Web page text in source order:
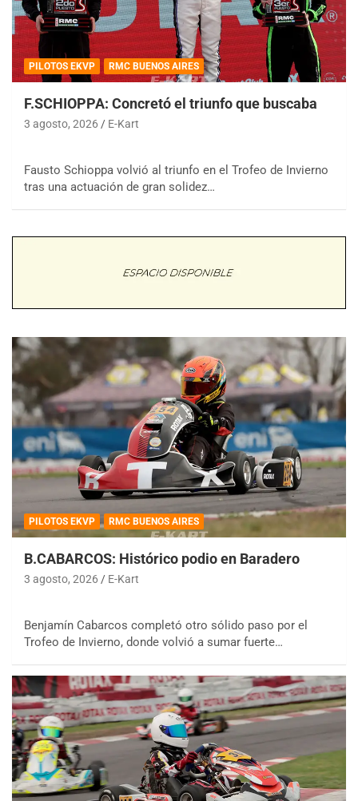
PILOTOS EKVP RMC BUENOS AIRES
F.SCHIOPPA: Concretó el triunfo que buscaba
3 agosto, 2026 E-Kart
Fausto Schioppa volvió al triunfo en el Trofeo de Invierno
tras una actuación de gran solidez…
PILOTOS EKVP RMC BUENOS AIRES
B.CABARCOS: Histórico podio en Baradero
3 agosto, 2026 E-Kart
Benjamín Cabarcos completó otro sólido paso por el
Trofeo de Invierno, donde volvió a sumar fuerte…